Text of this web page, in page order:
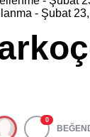
- Şubat
0